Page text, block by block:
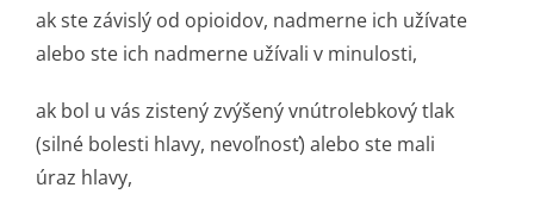
ak ste závislý od opioidov, nadmerne ich užívate
alebo ste ich nadmerne užívali v minulosti,
ak bol u vás zistený zvýšený vnútrolebkový tlak
(silné bolesti hlavy, nevoľnosť) alebo ste mali
úraz hlavy,